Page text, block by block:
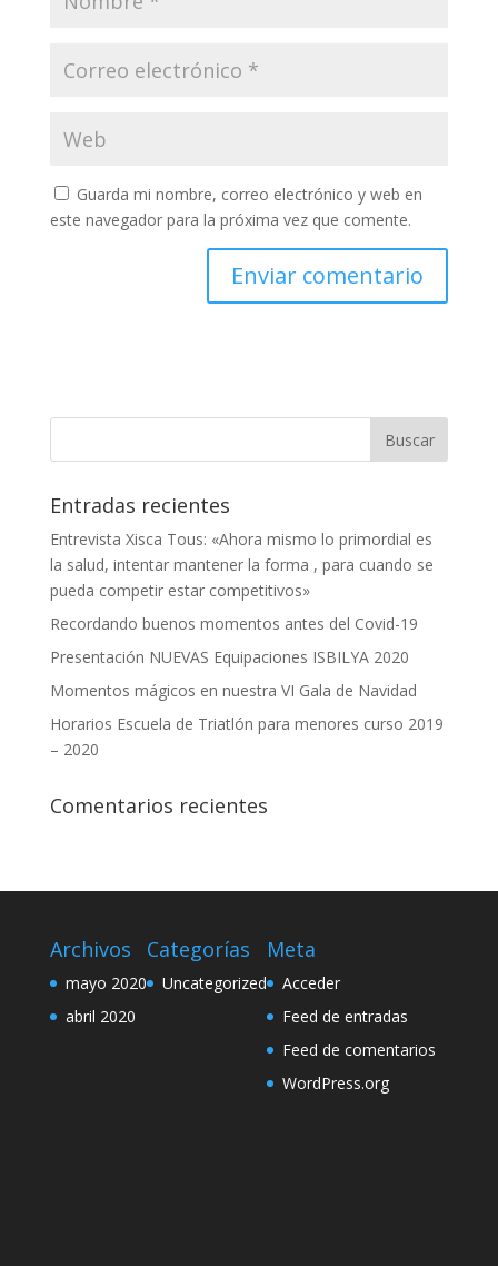
Guarda mi nombre, correo electrónico y web en
este navegador para la próxima vez que comente.
Entradas recientes
Entrevista Xisca Tous: «Ahora mismo lo primordial es
la salud, intentar mantener la forma , para cuando se
pueda competir estar competitivos»
Recordando buenos momentos antes del Covid-19
Presentación NUEVAS Equipaciones ISBILYA 2020
Momentos mágicos en nuestra VI Gala de Navidad
Horarios Escuela de Triatlón para menores curso 2019
– 2020
Comentarios recientes
Archivos
mayo 2020
abril 2020
Categorías
Uncategorized
Meta
Acceder
Feed de entradas
Feed de comentarios
WordPress.org